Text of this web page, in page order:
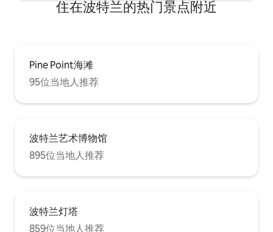
住在波特兰的热门景点附近
Pine Point海滩
95位当地人推荐
波特兰艺术博物馆
895位当地人推荐
波特兰灯塔
859位当地人推荐